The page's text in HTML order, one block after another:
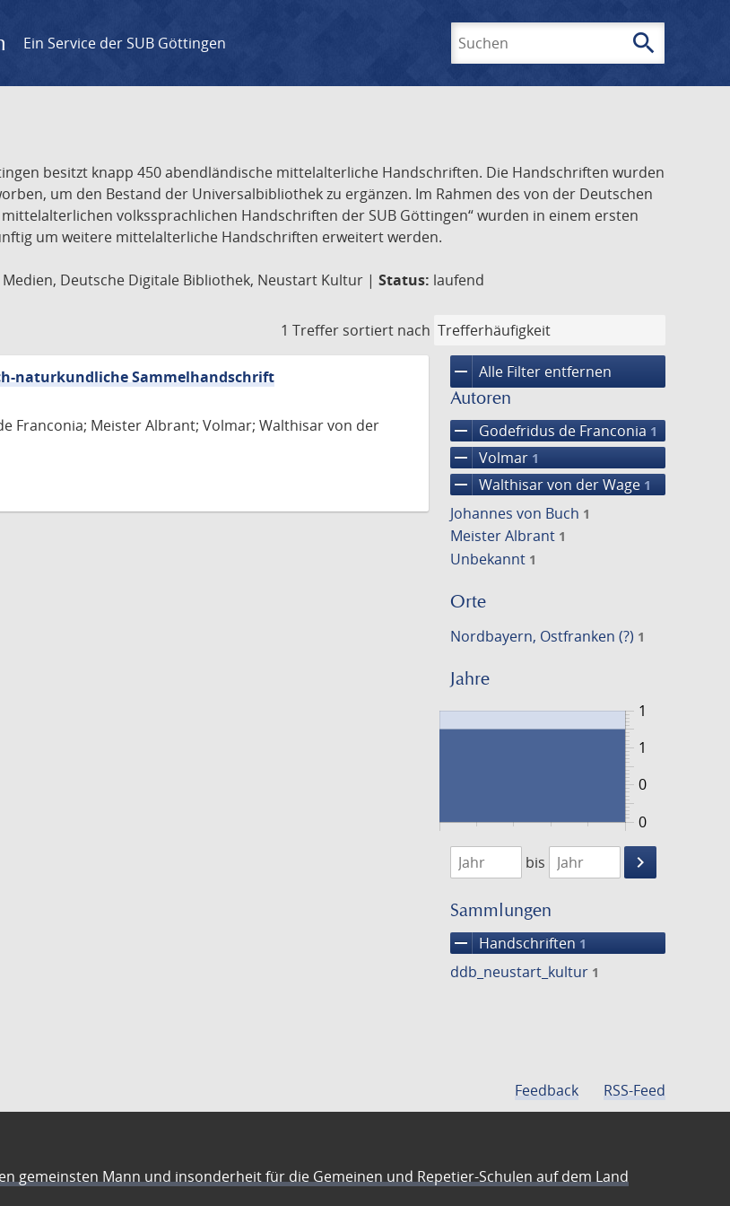
Ein Service der SUB Göttingen search
besitzt knapp 450 abendländische mittelalterliche Handschriften. Die Handschriften wurden
um den Bestand der Universalbibliothek zu ergänzen. Im Rahmen des von der Deutschen
volkssprachlichen Handschriften der SUB Göttingen“ wurden in einem ersten
um weitere mittelalterliche Handschriften erweitert werden.
Deutsche Digitale Bibliothek, Neustart Kultur | Status: laufend
1 Treffer sortiert nach
remove Alle Filter entfernen
Autoren
remove Godefridus de Franconia 1
remove Volmar 1
remove Walthisar von der Wage 1
Johannes von Buch 1
Meister Albrant 1
Unbekannt 1
Orte
Nordbayern, Ostfranken (?) 1
Jahre
0
1
0
1
1474
1475
bis
keyboard_arrow_right
Suche
Sammlungen
remove Handschriften 1
ddb_neustart_kultur 1
naturkundliche Sammelhandschrift
Franconia; Meister Albrant; Volmar; Walthisar von der
Feedback RSS-Feed
gemeinsten Mann und insonderheit für die Gemeinen und Repetier-Schulen auf dem Land